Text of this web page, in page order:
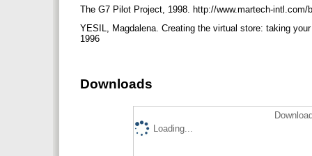
The G7 Pilot Project, 1998. http://www.martech-
YESIL, Magdalena. Creating the virtual store: taking
1996
Downloads
Loading...